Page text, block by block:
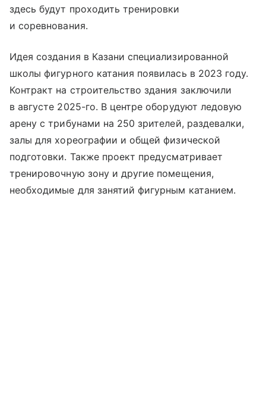
здесь будут проходить тренировки
и соревнования.
Идея создания в Казани специализированной
школы фигурного катания появилась в 2023 году.
Контракт на строительство здания заключили
в августе 2025-го. В центре оборудуют ледовую
арену с трибунами на 250 зрителей, раздевалки,
залы для хореографии и общей физической
подготовки. Также проект предусматривает
тренировочную зону и другие помещения,
необходимые для занятий фигурным катанием.